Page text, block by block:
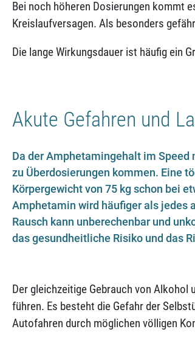
Bei noch höheren Dosierungen kommt
Kreislaufversagen. Als besonders
Die lange Wirkungsdauer ist häufig ein
Akute Gefahren und
Da der Amphetamingehalt im Speed
zu Überdosierungen kommen. Eine
Körpergewicht von 75 kg schon bei
Amphetamin wird häufiger als jedes
Rausch kann unberechenbar und
das gesundheitliche Risiko und das
Der gleichzeitige Gebrauch von Alkohol
führen. Es besteht die Gefahr der
Autofahren durch möglichen völligen